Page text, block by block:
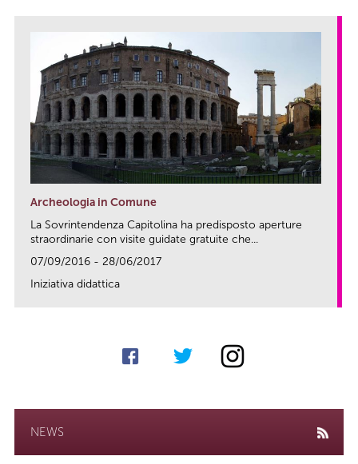
Archeologia in Comune
La Sovrintendenza Capitolina ha predisposto aperture
straordinarie con visite guidate gratuite che...
07/09/2016 - 28/06/2017
Iniziativa didattica
NEWS